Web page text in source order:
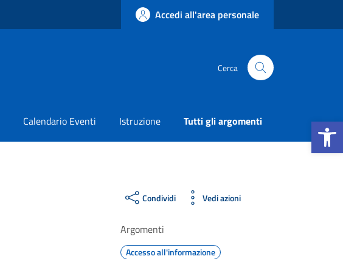
Apri la
Accedi all'area personale
Cerca
Calendario Eventi Istruzione Tutti gli argomenti
Condividi Vedi azioni
Argomenti
Accesso all'informazione